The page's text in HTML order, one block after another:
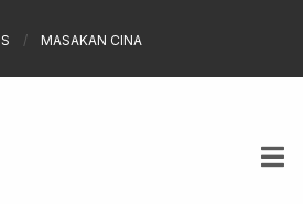
/ MASAKAN CINA